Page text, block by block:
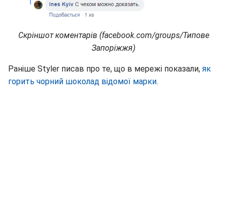
Скріншот коментарів (facebook.com/groups/Типове
Запоріжжя)
Раніше Styler писав про те, що в мережі показали, як
горить чорний шоколад відомої марки.